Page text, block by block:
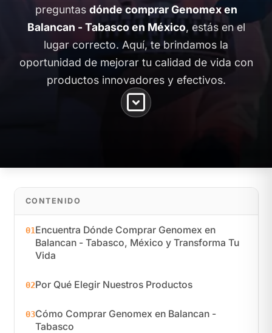
preguntas dónde comprar Genomex en
Balancan - Tabasco en México, estás en el
lugar correcto. Aquí, te brindamos la
oportunidad de mejorar tu calidad de vida con
productos innovadores y efectivos.
CONTENIDO
01Encuentra Dónde Comprar Genomex en
Balancan - Tabasco, México y Transforma Tu
Vida
02Por Qué Elegir Nuestros Productos
03Cómo Comprar Genomex en Balancan -
Tabasco